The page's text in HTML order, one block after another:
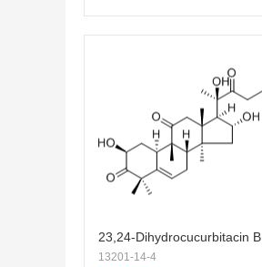
23,24-Dihydrocucurbitacin B
13201-14-4